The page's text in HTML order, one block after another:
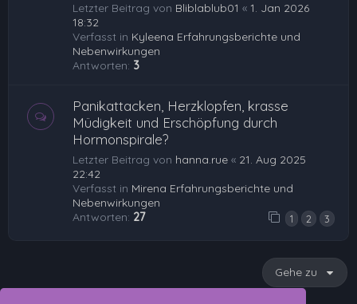
Letzter Beitrag von Bliblablub01 « 1. Jan 2026
18:32
Verfasst in Kyleena Erfahrungsberichte und
Nebenwirkungen
Antworten: 3
Panikattacken, Herzklopfen, krasse
Müdigkeit und Erschöpfung durch
Hormonspirale?
Letzter Beitrag von hanna.rue « 21. Aug 2025
22:42
Verfasst in Mirena Erfahrungsberichte und
Nebenwirkungen
Antworten: 27 1 2 3
Gehe zu